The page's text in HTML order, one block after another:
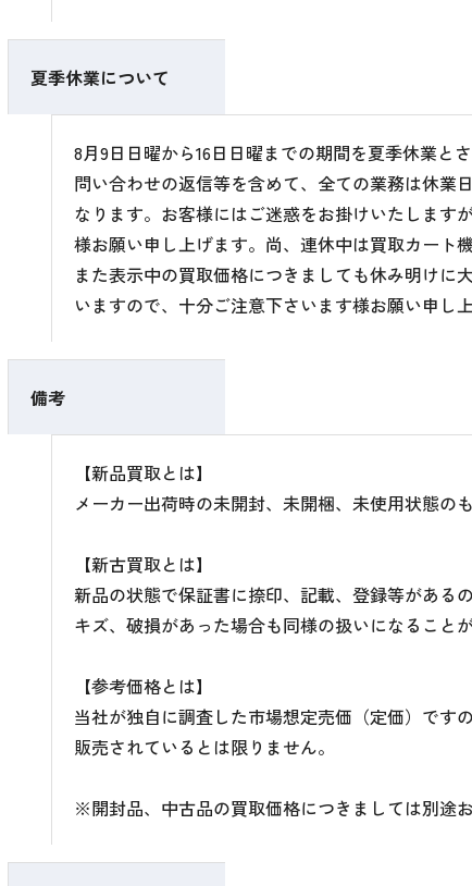
夏季休業について
8月9日日曜から16日日曜までの期間を夏季休業と
問い合わせの返信等を含めて、全ての業務は休業
なります。お客様にはご迷惑をお掛けいたします
様お願い申し上げます。尚、連休中は買取カート
また表示中の買取価格につきましても休み明けに
いますので、十分ご注意下さいます様お願い申し上
備考
【新品買取とは】
メーカー出荷時の未開封、未開梱、未使用状態の
【新古買取とは】
新品の状態で保証書に捺印、記載、登録等がある
キズ、破損があった場合も同様の扱いになること
【参考価格とは】
当社が独自に調査した市場想定売価（定価）です
販売されているとは限りません。
※開封品、中古品の買取価格につきましては別途